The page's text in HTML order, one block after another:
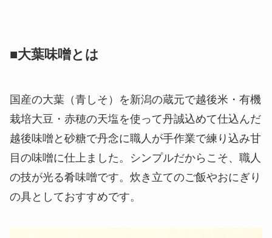
■大葉味噌とは
国産の大葉（青しそ）を新潟の蔵元で越後米・有機
栽培大豆・赤穂の天塩を使って丹誠込めて仕込んだ
越後味噌と砂糖で丹念に職人が手作業で練り込み甘
目の味噌に仕上ました。シンプルだからこそ、職人
の技が光る肴味噌です。炊き立てのご飯やおにぎり
の具としておすすめです。